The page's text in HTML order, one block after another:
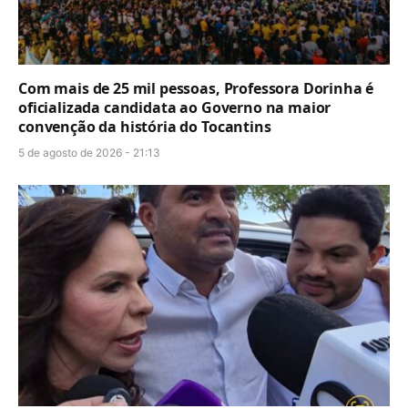
Com mais de 25 mil pessoas, Professora Dorinha é
oficializada candidata ao Governo na maior
convenção da história do Tocantins
5 de agosto de 2026 - 21:13